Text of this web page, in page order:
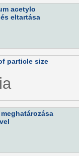
acetylo
eltartása
particle size